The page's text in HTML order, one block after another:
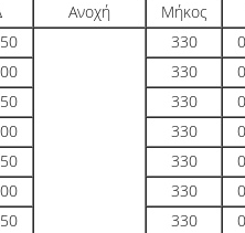
Ανοχή Μήκος
330
330
330
330
330
330
330